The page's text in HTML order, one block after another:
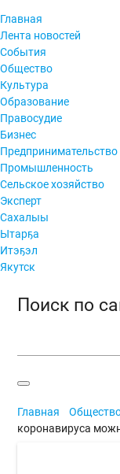
Главная
Лента новостей
События
Общество
Культура
Образование
Правосудие
Бизнес
Предпринимательство
Промышленность
Сельское хозяйство
Эксперт
Сахалыы
Ытарҕа
Итэҕэл
Якутск
Поиск по
Главная
коронавируса